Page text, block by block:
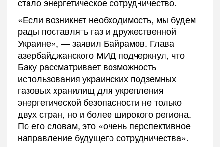
«Если возникнет необходимость, мы будем
рады поставлять газ и дружественной
Украине», — заявил Байрамов. Глава
азербайджанского МИД подчеркнул, что
Баку рассматривает возможность
использования украинских подземных
газовых хранилищ для укрепления
энергетической безопасности не только
двух стран, но и более широкого региона.
По его словам, это «очень перспективное
направление будущего сотрудничества».